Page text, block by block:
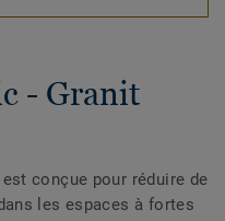
- Granit
conçue pour réduire de
les espaces à fortes